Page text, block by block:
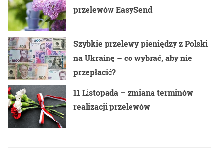
przelewów EasySend
Szybkie przelewy pieniędzy z Polski
na Ukrainę – co wybrać, aby nie
przepłacić?
11 Listopada – zmiana terminów
realizacji przelewów